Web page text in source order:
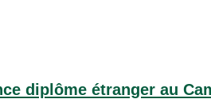
diplôme étranger au